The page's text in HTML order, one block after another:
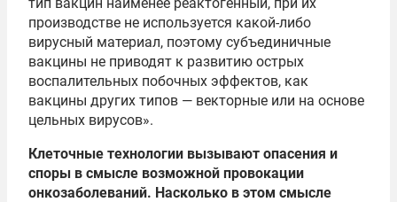
производстве не используется какой-либо
вирусный материал, поэтому субъединичные
вакцины не приводят к развитию острых
воспалительных побочных эффектов, как
вакцины других типов — векторные или на основе
цельных вирусов».
Клеточные технологии вызывают опасения и
споры в смысле возможной провокации
онкозаболеваний. Насколько в этом смысле